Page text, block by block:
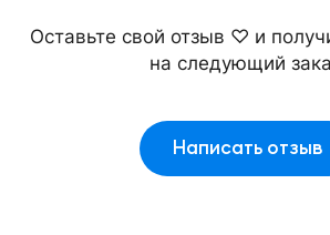
Оставьте свой отзыв ♡ и
на следующий
Написать отзыв